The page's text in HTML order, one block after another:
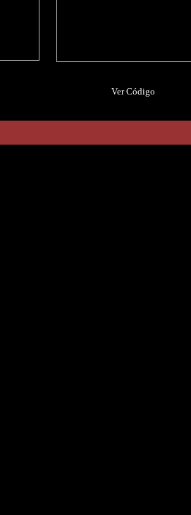
Ver Código